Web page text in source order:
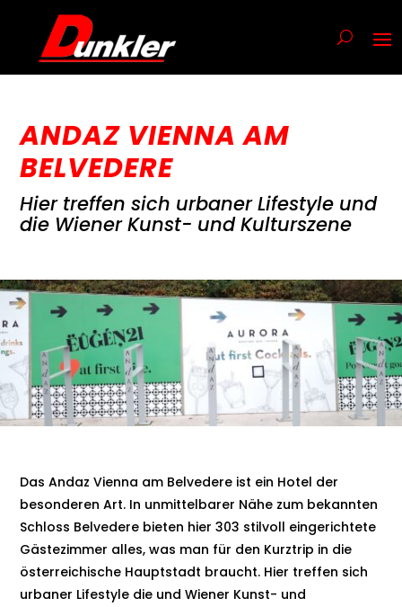
ANDAZ VIENNA AM
BELVEDERE
Hier treffen sich urbaner Lifestyle und
die Wiener Kunst- und Kulturszene
Das Andaz Vienna am Belvedere ist ein Hotel der
besonderen Art. In unmittelbarer Nähe zum bekannten
Schloss Belvedere bieten hier 303 stilvoll eingerichtete
Gästezimmer alles, was man für den Kurztrip in die
österreichische Hauptstadt braucht. Hier treffen sich
urbaner Lifestyle die und Wiener Kunst- und